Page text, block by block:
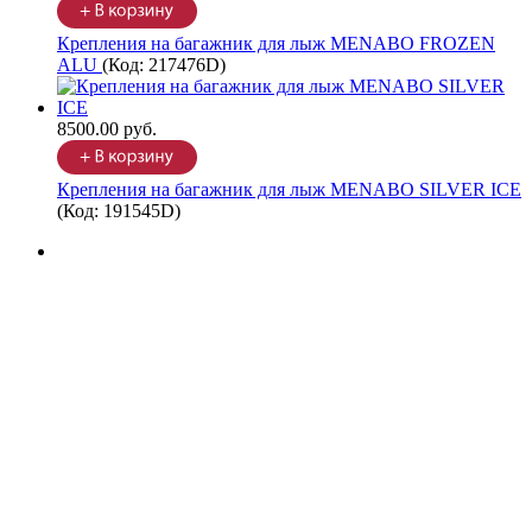
Крепления на багажник для лыж MENABO FROZEN
ALU (Код: 217476D)
8500.00 руб.
Крепления на багажник для лыж MENABO SILVER ICE
(Код: 191545D)